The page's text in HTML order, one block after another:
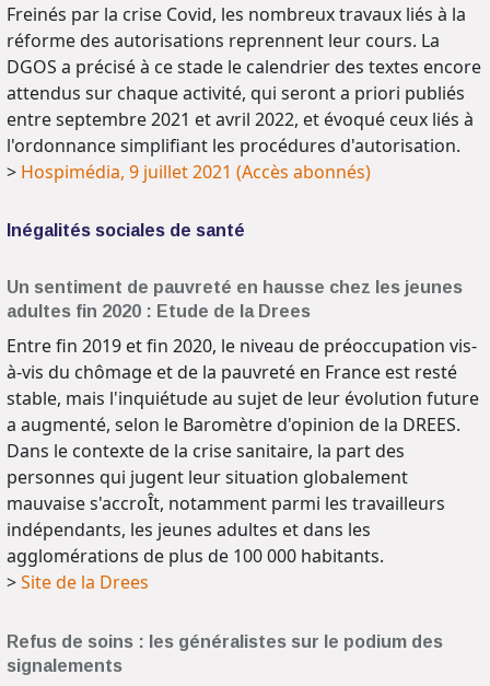
Freinés par la crise Covid, les nombreux travaux liés à la
réforme des autorisations reprennent leur cours. La
DGOS a précisé à ce stade le calendrier des textes encore
attendus sur chaque activité, qui seront a priori publiés
entre septembre 2021 et avril 2022, et évoqué ceux liés à
l'ordonnance simplifiant les procédures d'autorisation.
> Hospimédia, 9 juillet 2021 (Accès abonnés)
Inégalités sociales de santé
Un sentiment de pauvreté en hausse chez les jeunes
adultes fin 2020 : Etude de la Drees
Entre fin 2019 et fin 2020, le niveau de préoccupation vis-
à-vis du chômage et de la pauvreté en France est resté
stable, mais l'inquiétude au sujet de leur évolution future
a augmenté, selon le Baromètre d'opinion de la DREES.
Dans le contexte de la crise sanitaire, la part des
personnes qui jugent leur situation globalement
mauvaise s'accroÎt, notamment parmi les travailleurs
indépendants, les jeunes adultes et dans les
agglomérations de plus de 100 000 habitants.
>Site de la Drees
Refus de soins : les généralistes sur le podium des
signalements